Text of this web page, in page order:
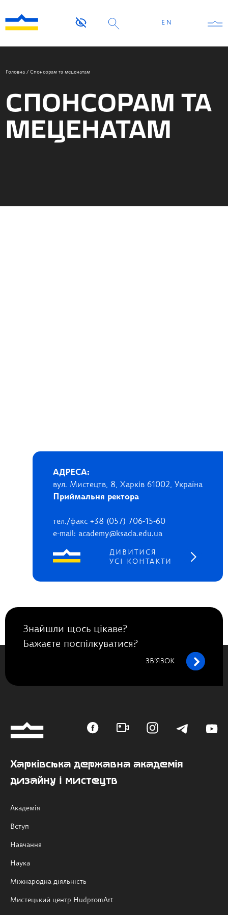
EN
Головна / Спонсорам та меценатам
СПОНСОРАМ ТА
МЕЦЕНАТАМ
АДРЕСА:
вул. Мистецтв, 8, Харків 61002, Україна
Приймальня ректора
тел./факс +38 (057) 706-15-60
e-mail: academy@ksada.edu.ua
ДИВИТИСЯ
УСІ КОНТАКТИ
Знайшли щось цікаве?
Бажаєте поспілкуватися?
ЗВ’ЯЗОК
Харківська державна академія
дизайну і мистецтв
Академія
Вступ
Навчання
Наука
Міжнародна діяльність
Мистецький центр HudpromArt